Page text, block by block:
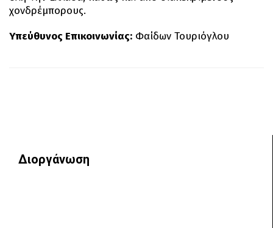
χονδρέμπορους.
Yπεύθυνος Επικοινωνίας: Φαίδων Τουριόγλου
Διοργάνωση